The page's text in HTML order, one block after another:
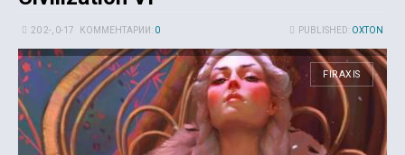
PUBLISHED: OXTON
20 2-, 0-17 КОММЕНТАРИИ: 0
FIRAXIS